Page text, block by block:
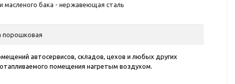
бака - нержавеющая сталь
порошковая
автосервисов, складов, цехов и любых других
помещения нагретым воздухом.